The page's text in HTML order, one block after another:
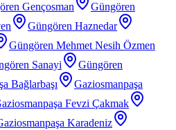
Gençosman
Güngören
Güngören Haznedar
Güngören Mehmet Nesih Özmen
Sanayi
Güngören
Bağlarbaşı
Gaziosmanpaşa
Fevzi Çakmak
Karadeniz